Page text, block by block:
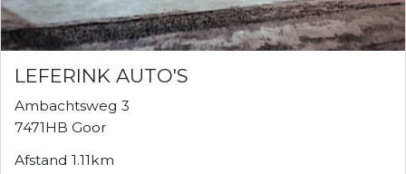
LEFERINK AUTO'S
Ambachtsweg 3
7471HB Goor
Afstand 1.11km